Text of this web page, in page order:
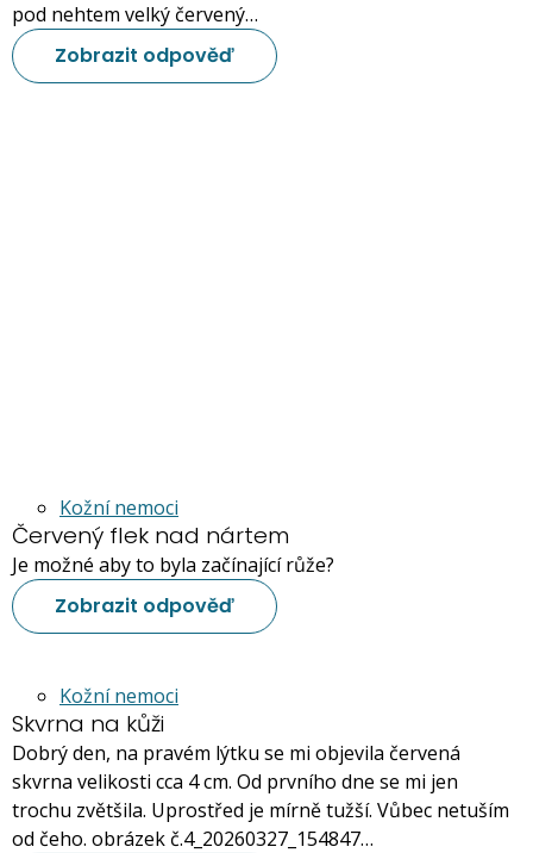
pod nehtem velký červený…
Zobrazit odpověď
Kožní nemoci
Červený flek nad nártem
Je možné aby to byla začínající růže?
Zobrazit odpověď
Kožní nemoci
Skvrna na kůži
Dobrý den, na pravém lýtku se mi objevila červená
skvrna velikosti cca 4 cm. Od prvního dne se mi jen
trochu zvětšila. Uprostřed je mírně tužší. Vůbec netuším
od čeho. obrázek č.4_20260327_154847…